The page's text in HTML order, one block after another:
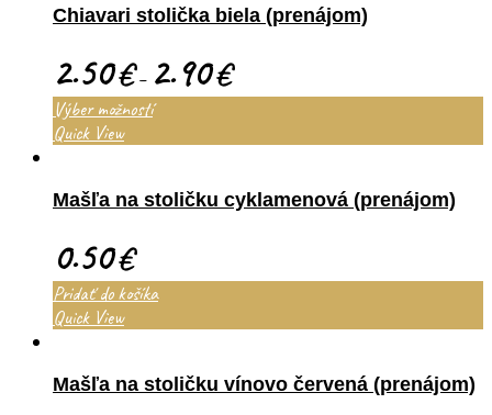
Chiavari stolička biela (prenájom)
2.50€– 2.90€
Výber možností
Quick View
Mašľa na stoličku cyklamenová (prenájom)
0.50€
Pridať do košíka
Quick View
Mašľa na stoličku vínovo červená (prenájom)